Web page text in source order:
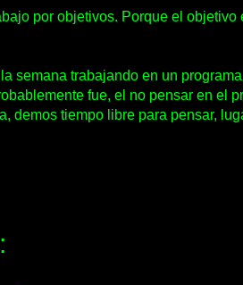
por objetivos. Porque el
semana trabajando en un
fue, el no pensar en el
demos tiempo libre para pensar,